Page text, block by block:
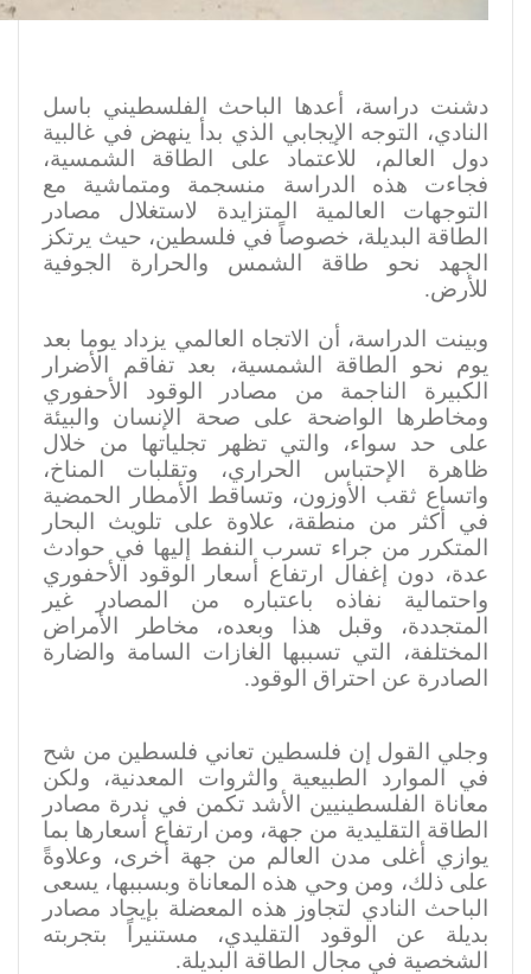
دشنت دراسة، أعدها الباحث الفلسطيني باسل
النادي، التوجه الإيجابي الذي بدأ ينهض في غالبية
دول العالم، للاعتماد على الطاقة الشمسية،
فجاءت هذه الدراسة منسجمة ومتماشية مع
التوجهات العالمية المتزايدة لاستغلال مصادر
الطاقة البديلة، خصوصاً في فلسطين، حيث يرتكز
الجهد نحو طاقة الشمس والحرارة الجوفية
للأرض.
وبينت الدراسة، أن الاتجاه العالمي يزداد يوما بعد
يوم نحو الطاقة الشمسية، بعد تفاقم الأضرار
الكبيرة الناجمة من مصادر الوقود الأحفوري
ومخاطرها الواضحة على صحة الإنسان والبيئة
على حد سواء، والتي تظهر تجلياتها من خلال
ظاهرة الإحتباس الحراري، وتقلبات المناخ،
واتساع ثقب الأوزون، وتساقط الأمطار الحمضية
في أكثر من منطقة، علاوة على تلويث البحار
المتكرر من جراء تسرب النفط إليها في حوادث
عدة، دون إغفال ارتفاع أسعار الوقود الأحفوري
واحتمالية نفاذه باعتباره من المصادر غير
المتجددة، وقبل هذا وبعده، مخاطر الأمراض
المختلفة، التي تسببها الغازات السامة والضارة
الصادرة عن احتراق الوقود.
وجلي القول إن فلسطين تعاني فلسطين من شح
في الموارد الطبيعية والثروات المعدنية، ولكن
معاناة الفلسطينيين الأشد تكمن في ندرة مصادر
الطاقة التقليدية من جهة، ومن ارتفاع أسعارها بما
يوازي أغلى مدن العالم من جهة أخرى، وعلاوةً
على ذلك، ومن وحي هذه المعاناة وبسببها، يسعى
الباحث النادي لتجاوز هذه المعضلة بإيجاد مصادر
بديلة عن الوقود التقليدي، مستنيراً بتجربته
الشخصية في مجال الطاقة البديلة.